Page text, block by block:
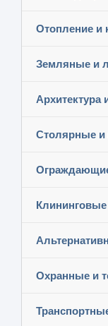
Отопление и
Земляные и
Архитектура
Столярные и
Охранные и